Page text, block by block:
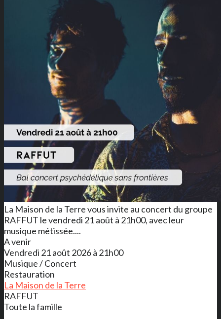
La Maison de la Terre vous invite au concert du groupe
RAFFUT le vendredi 21 août à 21h00, avec leur
musique métissée....
A venir
Vendredi 21 août 2026 à 21h00
Musique / Concert
Restauration
La Maison de la Terre
RAFFUT
Toute la famille